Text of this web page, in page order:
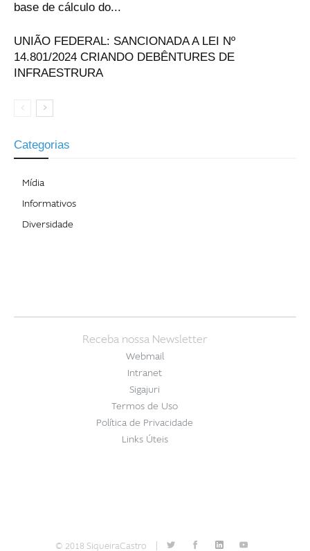
base de cálculo do...
UNIÃO FEDERAL: SANCIONADA A LEI Nº
14.801/2024 CRIANDO DEBÊNTURES DE
INFRAESTRURA
Categorias
Mídia
Informativos
Diversidade
Receba nossa Newsletter
Webmail
Intranet
Sigajuri
Termos de Uso
Política de Privacidade
Links Úteis
© 2018 SiqueiraCastro